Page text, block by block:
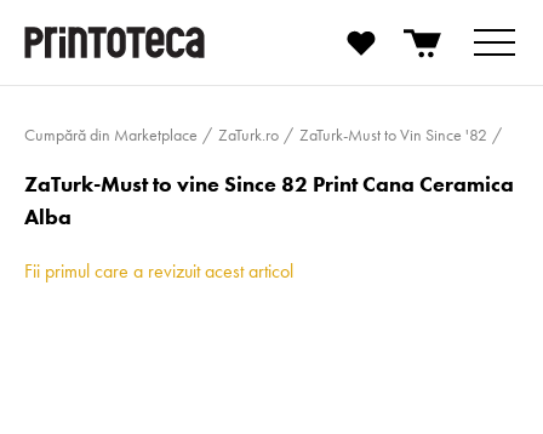
Cumpără din Marketplace ZaTurk.ro ZaTurk-Must to Vin Since '82
ZaTurk-Must to vine Since 82 Print Cana Ceramica
Alba
Fii primul care a revizuit acest articol